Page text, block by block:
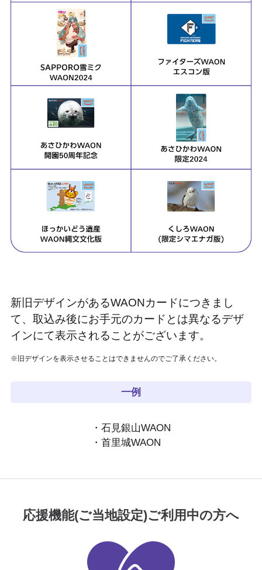
新旧デザインがあるWAONカードにつきまし
て、取込み後にお手元のカードとは異なるデザ
インにて表示されることがございます。
※旧デザインを表示させることはできませんのでご了承ください。
一例
・石見銀山WAON
・首里城WAON
応援機能(ご当地設定)ご利用中の方へ